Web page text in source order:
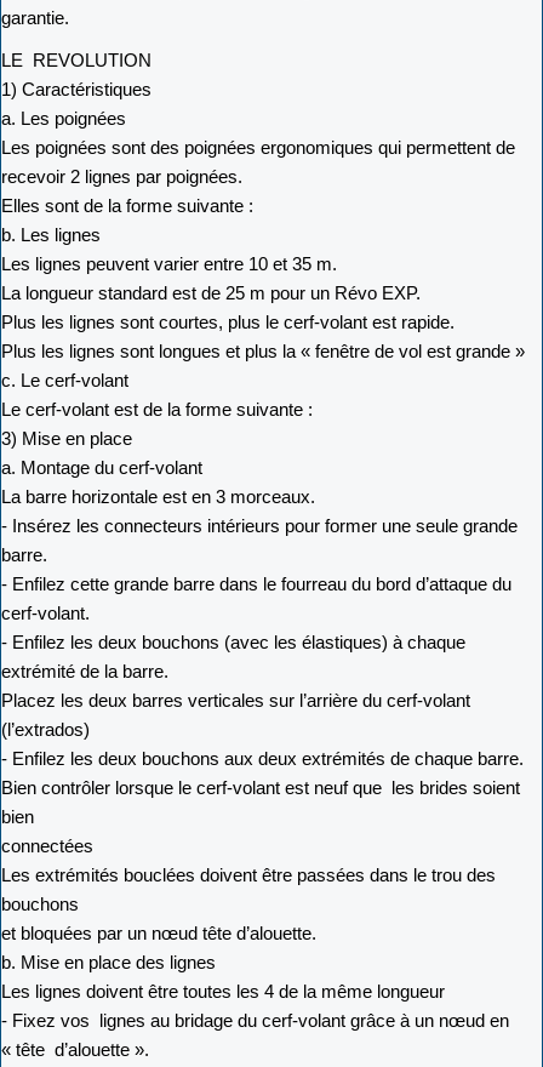
garantie.
LE REVOLUTION
1) Caractéristiques
a. Les poignées
Les poignées sont des poignées ergonomiques qui permettent de
recevoir 2 lignes par poignées.
Elles sont de la forme suivante :
b. Les lignes
Les lignes peuvent varier entre 10 et 35 m.
La longueur standard est de 25 m pour un Révo EXP.
Plus les lignes sont courtes, plus le cerf-volant est rapide.
Plus les lignes sont longues et plus la « fenêtre de vol est grande »
c. Le cerf-volant
Le cerf-volant est de la forme suivante :
3) Mise en place
a. Montage du cerf-volant
La barre horizontale est en 3 morceaux.
- Insérez les connecteurs intérieurs pour former une seule grande
barre.
- Enfilez cette grande barre dans le fourreau du bord d’attaque du
cerf-volant.
- Enfilez les deux bouchons (avec les élastiques) à chaque
extrémité de la barre.
Placez les deux barres verticales sur l’arrière du cerf-volant
(l’extrados)
- Enfilez les deux bouchons aux deux extrémités de chaque barre.
Bien contrôler lorsque le cerf-volant est neuf que les brides soient
bien
connectées
Les extrémités bouclées doivent être passées dans le trou des
bouchons
et bloquées par un nœud tête d’alouette.
b. Mise en place des lignes
Les lignes doivent être toutes les 4 de la même longueur
- Fixez vos lignes au bridage du cerf-volant grâce à un nœud en
« tête d’alouette ».